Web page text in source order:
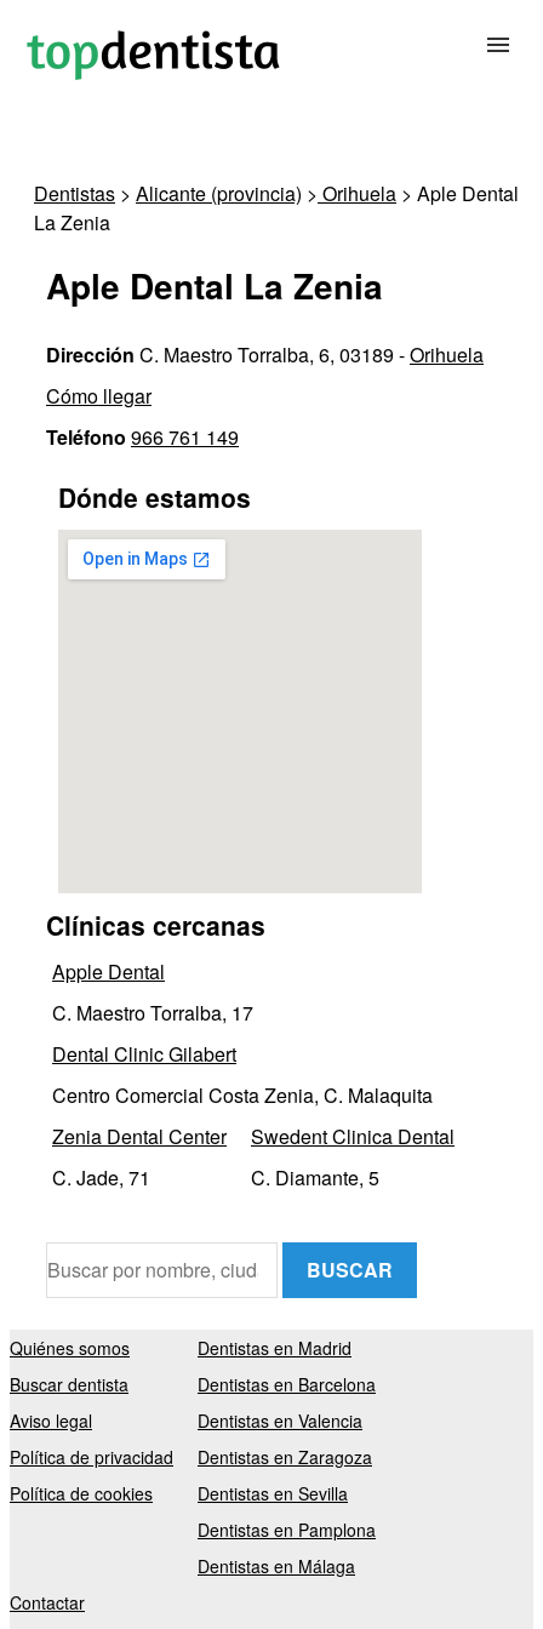
PARA CLÍNICAS DENTALES
CONTACTAR
Dentistas > Alicante (provincia) > Orihuela > Aple Dental
La Zenia
Aple Dental La Zenia
Dirección C. Maestro Torralba, 6, 03189 -Orihuela
Cómo llegar
Teléfono 966 761 149
Dónde estamos
Clínicas cercanas
Apple Dental
C. Maestro Torralba, 17
Dental Clinic Gilabert
Centro Comercial Costa Zenia, C. Malaquita
Zenia Dental Center
C. Jade, 71
Swedent Clinica Dental
C. Diamante, 5
BUSCAR
Quiénes somos
Buscar dentista
Aviso legal
Política de privacidad
Política de cookies
Dentistas en Madrid
Dentistas en Barcelona
Dentistas en Valencia
Dentistas en Zaragoza
Dentistas en Sevilla
Dentistas en Pamplona
Dentistas en Málaga
Contactar